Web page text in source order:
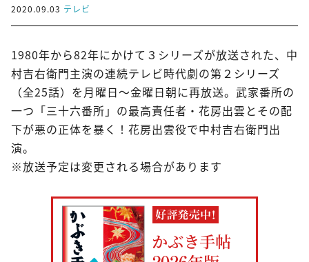
2020.09.03 テレビ
1980年から82年にかけて３シリーズが放送された、中
村吉右衛門主演の連続テレビ時代劇の第２シリーズ
（全25話）を月曜日～金曜日朝に再放送。武家番所の
一つ「三十六番所」の最高責任者・花房出雲とその配
下が悪の正体を暴く！花房出雲役で中村吉右衛門出
演。
※放送予定は変更される場合があります